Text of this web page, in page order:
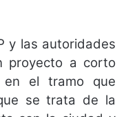
y las autoridades
proyecto a corto
en el tramo que
se trata de la